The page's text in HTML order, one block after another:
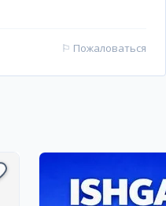
⚐ Пожаловаться